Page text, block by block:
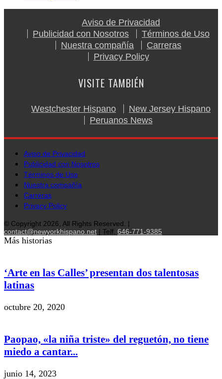
Aviso de Privacidad
Publicidad con Nosotros
Términos de Uso
Nuestra compañía
Carreras
Privacy Policy
VISITE TAMBIÉN
Westchester Hispano
New Jersey Hispano
Peruanos News
Aviso de Privacidad
Publicidad con Nosotros
Términos de Uso
Nuestra compañía
Carreras
Privacy Policy
© Copyright 2026, All Rights Reserved. |
contact@newyorkhispano.net | Telf. 646-771-9385
Más historias
‘Arte en las Calles’ presentan dos talentosas
latinas
octubre 20, 2020
Paopao, «la niña triste» del reguetón, no tiene
miedo a cantar...
junio 14, 2023